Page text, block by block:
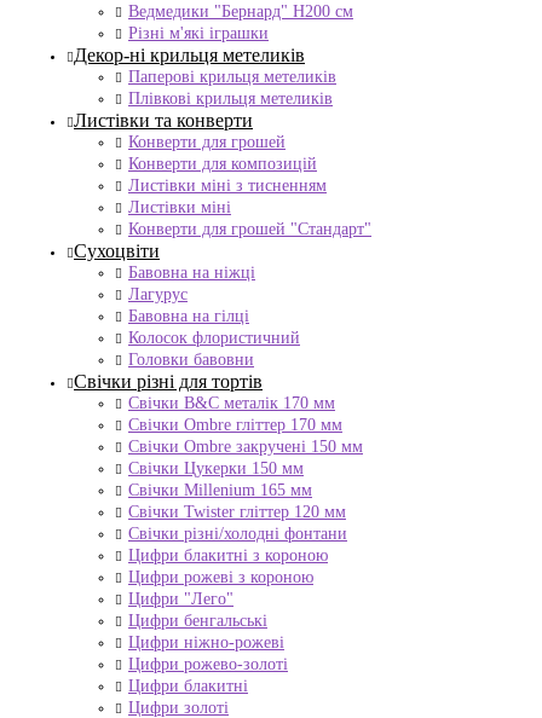
Ведмедики "Бернард" Н200 см
Різні м'які іграшки
Декор-ні крильця метеликів
Паперові крильця метеликів
Плівкові крильця метеликів
Листівки та конверти
Конверти для грошей
Конверти для композицій
Листівки міні з тисненням
Листівки міні
Конверти для грошей "Стандарт"
Сухоцвіти
Бавовна на ніжці
Лагурус
Бавовна на гілці
Колосок флористичний
Головки бавовни
Свічки різні для тортів
Свічки B&C металік 170 мм
Свічки Ombre гліттер 170 мм
Свічки Ombre закручені 150 мм
Свічки Цукерки 150 мм
Свічки Millenium 165 мм
Свічки Twister гліттер 120 мм
Свічки різні/холодні фонтани
Цифри блакитні з короною
Цифри рожеві з короною
Цифри "Лего"
Цифри бенгальські
Цифри ніжно-рожеві
Цифри рожево-золоті
Цифри блакитні
Цифри золоті